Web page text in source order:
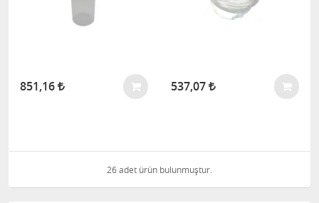
851,16 537,07
26 adet ürün bulunmuştur.